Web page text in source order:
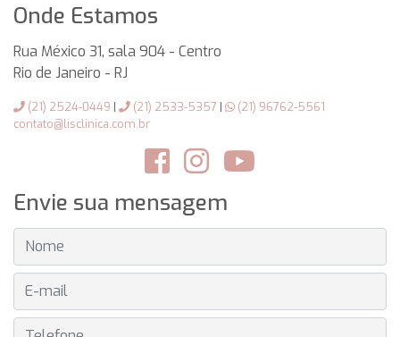
Onde Estamos
Rua México 31, sala 904 - Centro
Rio de Janeiro - RJ
(21) 2524-0449 | (21) 2533-5357 |
(21) 96762-5561
contato@lisclinica.com.br
Envie sua mensagem
NOME
E-MAIL
TELEFONE